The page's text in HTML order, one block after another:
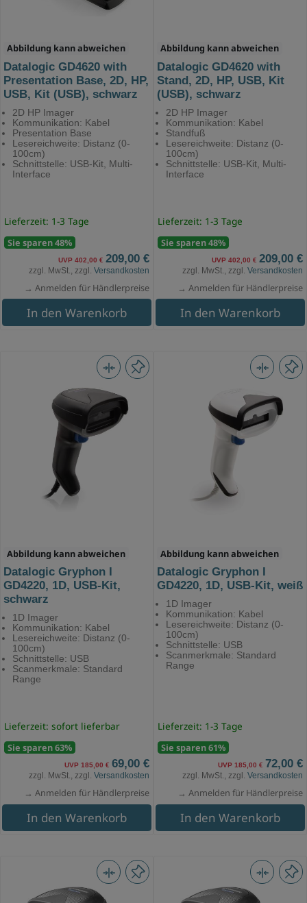
Abbildung kann abweichen
Datalogic GD4620 with
Presentation Base, 2D, HP,
USB, Kit (USB), schwarz
2D HP Imager
Kommunikation: Kabel
Presentation Base
Lesereichweite: Distanz (0-
100cm)
Schnittstelle: USB-Kit, Multi-
Interface
Lieferzeit: 1-3 Tage
Sie sparen 48%
UVP 402,00 € 209,00 €
zzgl. MwSt., zzgl. Versandkosten
→ Anmelden für Händlerpreise
In den Warenkorb
Abbildung kann abweichen
Datalogic GD4620 with
Stand, 2D, HP, USB, Kit
(USB), schwarz
2D HP Imager
Kommunikation: Kabel
Standfuß
Lesereichweite: Distanz (0-
100cm)
Schnittstelle: USB-Kit, Multi-
Interface
Lieferzeit: 1-3 Tage
Sie sparen 48%
UVP 402,00 € 209,00 €
zzgl. MwSt., zzgl. Versandkosten
→ Anmelden für Händlerpreise
In den Warenkorb
Abbildung kann abweichen
Datalogic Gryphon I
GD4220, 1D, USB-Kit,
schwarz
1D Imager
Kommunikation: Kabel
Lesereichweite: Distanz (0-
100cm)
Schnittstelle: USB
Scanmerkmale: Standard
Range
Lieferzeit: sofort lieferbar
Sie sparen 63%
UVP 185,00 € 69,00 €
zzgl. MwSt., zzgl. Versandkosten
→ Anmelden für Händlerpreise
In den Warenkorb
Abbildung kann abweichen
Datalogic Gryphon I
GD4220, 1D, USB-Kit, weiß
1D Imager
Kommunikation: Kabel
Lesereichweite: Distanz (0-
100cm)
Schnittstelle: USB
Scanmerkmale: Standard
Range
Lieferzeit: 1-3 Tage
Sie sparen 61%
UVP 185,00 € 72,00 €
zzgl. MwSt., zzgl. Versandkosten
→ Anmelden für Händlerpreise
In den Warenkorb